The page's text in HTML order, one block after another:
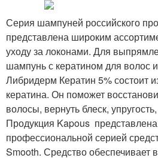
Серия шампуней российского
представлена широким
уходу за локонами. Для
шампунь с кератином для волос
Либридерм Кератин 5% состоит
кератина. Он поможет
волосы, вернуть блеск,
Продукция Kapous
профессиональной серией
Smooth. Средство обеспечивает